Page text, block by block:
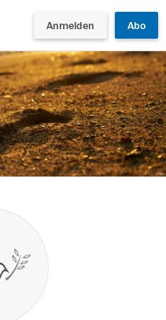
Anmelden Abo